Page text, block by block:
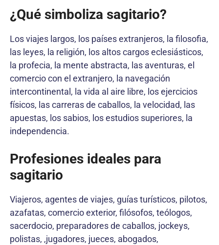
¿Qué simboliza sagitario?
Los viajes largos, los países extranjeros, la filosofia,
las leyes, la religión, los altos cargos eclesiásticos,
la profecia, la mente abstracta, las aventuras, el
comercio con el extranjero, la navegación
intercontinental, la vida al aire libre, los ejercicios
físicos, las carreras de caballos, la velocidad, las
apuestas, los sabios, los estudios superiores, la
independencia.
Profesiones ideales para
sagitario
Viajeros, agentes de viajes, guías turísticos, pilotos,
azafatas, comercio exterior, filósofos, teólogos,
sacerdocio, preparadores de caballos, jockeys,
polistas, ,jugadores, jueces, abogados,